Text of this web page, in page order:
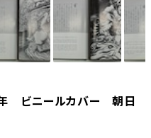
ビニールカバー 朝日